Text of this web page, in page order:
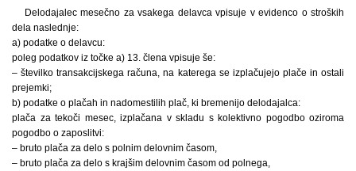
Delodajalec mesečno za vsakega delavca vpisuje v evidenco o stroških
dela naslednje:
a) podatke o delavcu:
poleg podatkov iz točke a) 13. člena vpisuje še:
– številko transakcijskega računa, na katerega se izplačujejo plače in ostali
prejemki;
b) podatke o plačah in nadomestilih plač, ki bremenijo delodajalca:
plača za tekoči mesec, izplačana v skladu s kolektivno pogodbo oziroma
pogodbo o zaposlitvi:
– bruto plača za delo s polnim delovnim časom,
– bruto plača za delo s krajšim delovnim časom od polnega,